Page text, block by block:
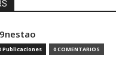
Publicaciones 0 COMENTARIOS